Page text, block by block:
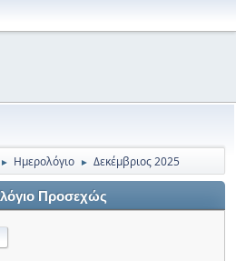
► Ημερολόγιο ► Δεκέμβριος 2025
Προσεχώς